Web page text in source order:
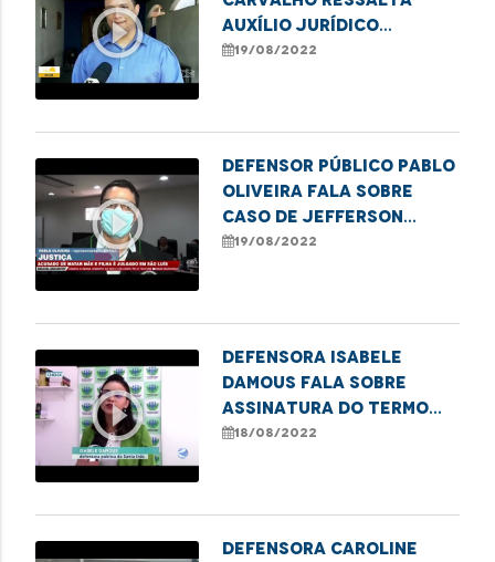
play_circle_outline
auxílio jurídico
oferecido pela DPE
Imperatriz
19/08/2022
play_circle_outline
Defensor Público Pablo
Oliveira fala sobre
caso de Jefferson
Serpa, acusado de
19/08/2022
play_circle_outline
Defensora Isabele
Damous fala sobre
assinatura do termo
que garante o direito à
18/08/2022
Defensora Caroline